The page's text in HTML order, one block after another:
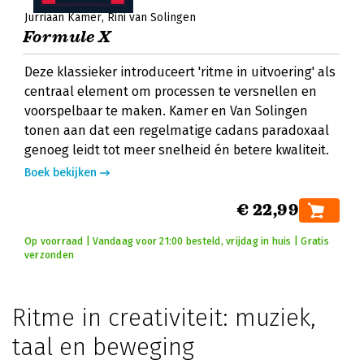
Jurriaan Kamer Rini van Solingen
Formule X
Deze klassieker introduceert 'ritme in uitvoering' als
centraal element om processen te versnellen en
voorspelbaar te maken. Kamer en Van Solingen
tonen aan dat een regelmatige cadans paradoxaal
genoeg leidt tot meer snelheid én betere kwaliteit.
Boek bekijken
€ 22,99
Op voorraad | Vandaag voor 21:00 besteld, vrijdag in huis | Gratis
verzonden
Ritme in creativiteit: muziek,
taal en beweging